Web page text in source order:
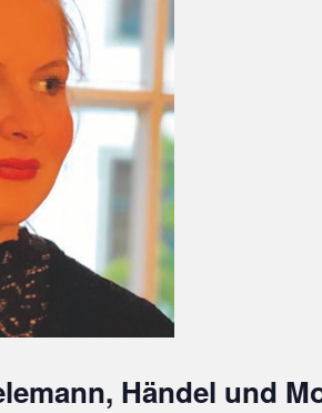
Händel und